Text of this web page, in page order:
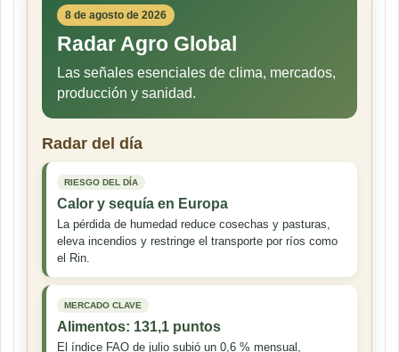
8 de agosto de 2026
Radar Agro Global
Las señales esenciales de clima, mercados,
producción y sanidad.
Radar del día
RIESGO DEL DÍA
Calor y sequía en Europa
La pérdida de humedad reduce cosechas y pasturas,
eleva incendios y restringe el transporte por ríos como
el Rin.
MERCADO CLAVE
Alimentos: 131,1 puntos
El índice FAO de julio subió un 0,6 % mensual,